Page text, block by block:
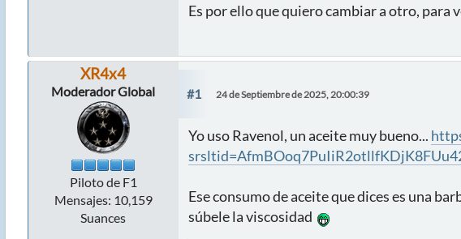
Es por ello que quiero cambiar a otro, para
XR4x4
Moderador Global
Piloto de F1
Mensajes: 10,159
Suances
#1 24 de Septiembre de 2025, 20:00:39
Yo uso Ravenol, un aceite muy bueno...
Ese consumo de aceite que dices es una
súbele la viscosidad